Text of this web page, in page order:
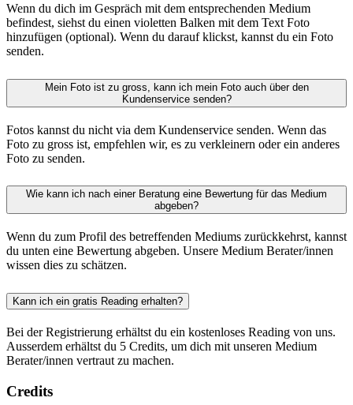
Wenn du dich im Gespräch mit dem entsprechenden Medium
befindest, siehst du einen violetten Balken mit dem Text Foto
hinzufügen (optional). Wenn du darauf klickst, kannst du ein Foto
senden.
Mein Foto ist zu gross, kann ich mein Foto auch über den
Kundenservice senden?
Fotos kannst du nicht via dem Kundenservice senden. Wenn das
Foto zu gross ist, empfehlen wir, es zu verkleinern oder ein anderes
Foto zu senden.
Wie kann ich nach einer Beratung eine Bewertung für das Medium
abgeben?
Wenn du zum Profil des betreffenden Mediums zurückkehrst, kannst
du unten eine Bewertung abgeben. Unsere Medium Berater/innen
wissen dies zu schätzen.
Kann ich ein gratis Reading erhalten?
Bei der Registrierung erhältst du ein kostenloses Reading von uns.
Ausserdem erhältst du 5 Credits, um dich mit unseren Medium
Berater/innen vertraut zu machen.
Credits